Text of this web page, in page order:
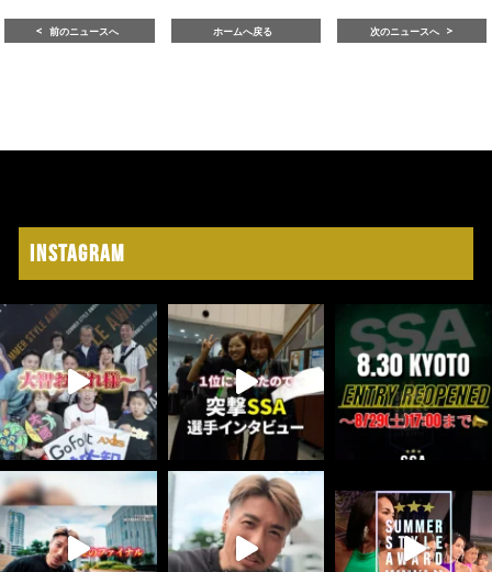
前のニュースへ ホームへ戻る 次のニュースへ
Instagram